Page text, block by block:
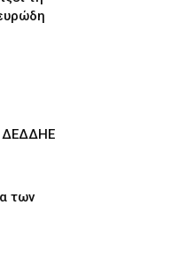
ΔΕΔΔΗΕ
των